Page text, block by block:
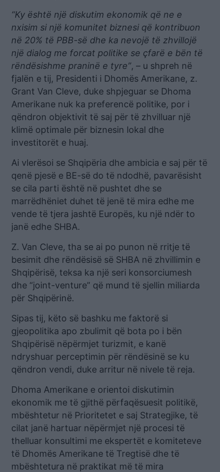
“Ky është një diskutim ekonomik që ne e
nxisim si një komunitet biznesi që kontribuon
në 20% të PBB-së dhe ka nevojë të zhvillojë
një dialog me forcat politike se çfarë e bën të
rëndësishme praninë e tyre”, – u shpreh në
fjalën e tij, Presidenti i Dhomës Amerikane, z.
Grant Van Cleve, duke shpjeguar se Dhoma
Amerikane nuk ka preferencë politike, por i
qëndron objektivit të saj për të zhvilluar një
klimë optimale për biznesin lokal dhe
investitorët e huaj.
Ai vlerësoi se Shqipëria dhe ambicia e saj për të
qenë pjesë e BE-së do të ndodhë, pavarësisht
se cila parti është në pushtet dhe se
marrëdhëniet duhet të jenë të mira edhe me
vende të tjera jashtë Europës, ku një ndër to
janë edhe SHBA.
Z. Van Cleve, tha se ai po punon në rritje të
besimit dhe rëndësisë së SHBA në zhvillimin e
Shqipërisë, teksa ka një seri konsorciumesh
dhe “joint-venture” që mund të sjellin miliarda
për Shqipërinë.
Sipas tij, këto së bashku me faktorë si
gjeopolitika apo zbulimit që bota po i bën
Shqipërisë nëpërmjet turizmit, e kanë
ndryshuar perceptimin për rëndësinë se ku
qëndron vendi, duke arritur në nivele të reja.
Dhoma Amerikane e orientoi diskutimin
ekonomik me të gjithë përfaqësuesit politikë,
mbështetur në Prioritetet e saj Strategjike, të
cilat janë hartuar nëpërmjet një procesi të
thelluar konsultimi me ekspertët e komiteteve
të Dhomës Amerikane të Tregtisë dhe të
mbështetura në praktikat më të mira